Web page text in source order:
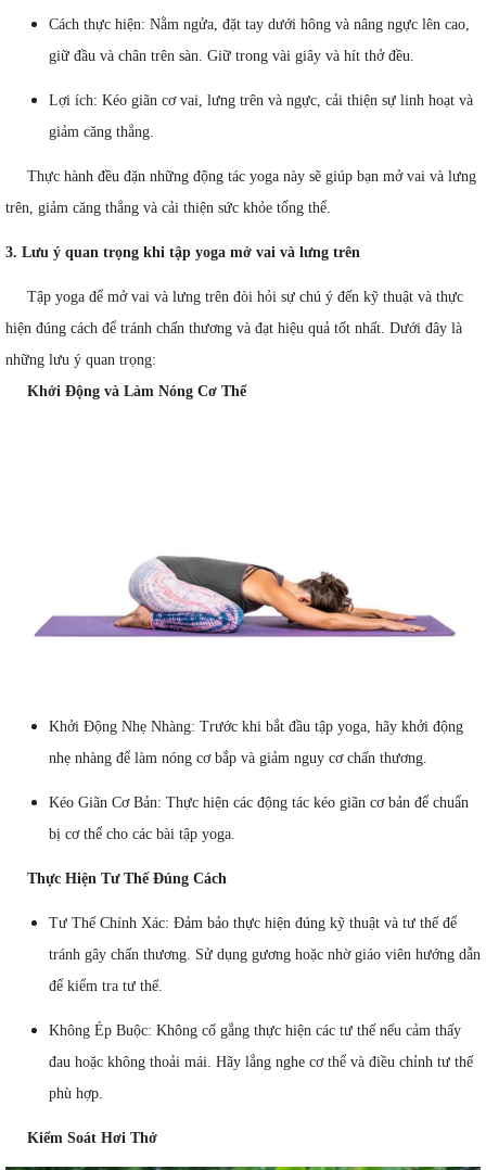
Cách thực hiện: Nằm ngửa, đặt tay dưới hông và nâng ngực lên cao,
giữ đầu và chân trên sàn. Giữ trong vài giây và hít thở đều.
Lợi ích: Kéo giãn cơ vai, lưng trên và ngực, cải thiện sự linh hoạt và
giảm căng thẳng.
Thực hành đều đặn những động tác yoga này sẽ giúp bạn mở vai và lưng
trên, giảm căng thẳng và cải thiện sức khỏe tổng thể.
3. Lưu ý quan trọng khi tập yoga mở vai và lưng trên
Tập yoga để mở vai và lưng trên đòi hỏi sự chú ý đến kỹ thuật và thực
hiện đúng cách để tránh chấn thương và đạt hiệu quả tốt nhất. Dưới đây là
những lưu ý quan trọng:
Khởi Động và Làm Nóng Cơ Thể
Khởi Động Nhẹ Nhàng: Trước khi bắt đầu tập yoga, hãy khởi động
nhẹ nhàng để làm nóng cơ bắp và giảm nguy cơ chấn thương.
Kéo Giãn Cơ Bản: Thực hiện các động tác kéo giãn cơ bản để chuẩn
bị cơ thể cho các bài tập yoga.
Thực Hiện Tư Thế Đúng Cách
Tư Thế Chính Xác: Đảm bảo thực hiện đúng kỹ thuật và tư thế để
tránh gây chấn thương. Sử dụng gương hoặc nhờ giáo viên hướng dẫn
để kiểm tra tư thế.
Không Ép Buộc: Không cố gắng thực hiện các tư thế nếu cảm thấy
đau hoặc không thoải mái. Hãy lắng nghe cơ thể và điều chỉnh tư thế
phù hợp.
Kiểm Soát Hơi Thở